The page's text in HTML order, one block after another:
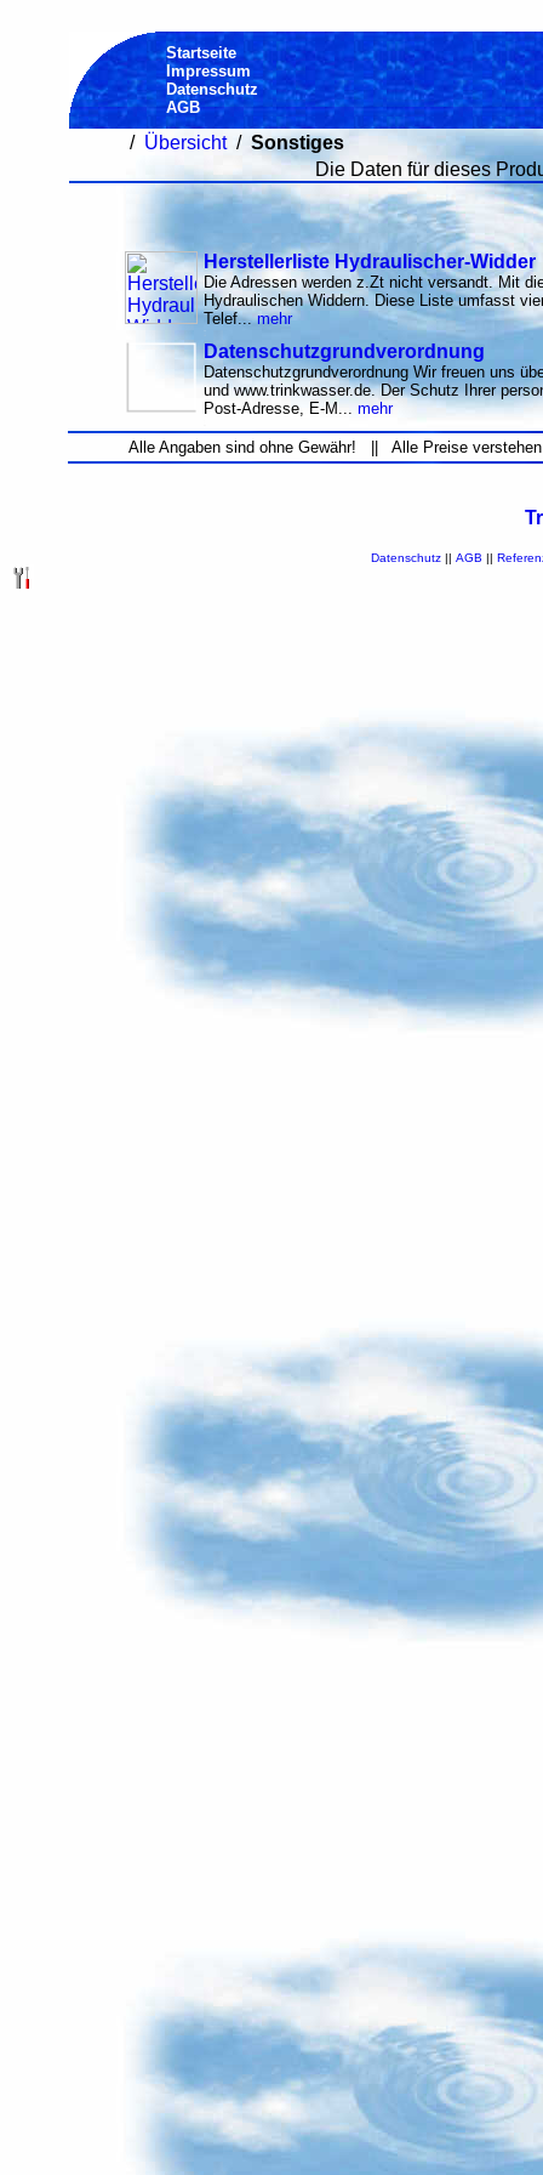
Startseite
Impressum
Datenschutz
AGB
/ Übersicht/ Sonstiges
Die Daten für dieses
Herstellerliste Hydraulischer-Widder
Die Adressen werden z.Zt nicht versandt. Mit
Hydraulischen Widdern. Diese Liste umfasst
Telef...mehr
Datenschutzgrundverordnung
Datenschutzgrundverordnung Wir freuen uns
und www.trinkwasser.de. Der Schutz Ihrer
Post-Adresse, E-M... mehr
Alle Angaben sind ohne Gewähr! || Alle Preise
Datenschutz|| AGB ||